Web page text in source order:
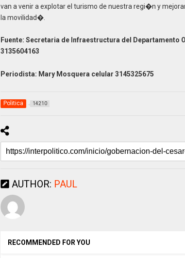
van a venir a explotar el turismo de nuestra regi�n y
la movilidad�.
Fuente: Secretaria de Infraestructura del Departamento
3135604163
Periodista: Mary Mosquera celular 3145325675
Politica 14210
AUTHOR: PAUL
RECOMMENDED FOR YOU